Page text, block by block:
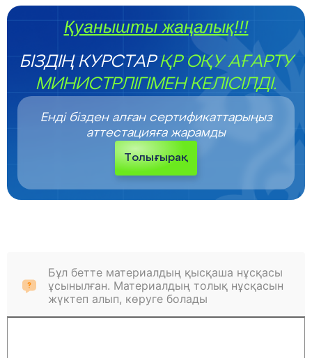
Қуанышты жаңалық!!!
БІЗДІҢ КУРСТАРҚР ОҚУ АҒАРТУ
МИНИСТРЛІГІМЕН КЕЛІСІЛДІ.
Енді бізден алған сертификаттарыңыз
аттестацияға жарамды
Толығырақ
Бұл бетте материалдың қысқаша нұсқасы
ұсынылған. Материалдың толық нұсқасын
жүктеп алып, көруге болады